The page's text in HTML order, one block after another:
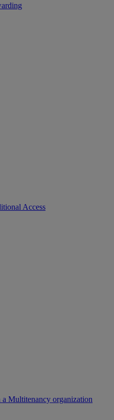
Access
Multitenancy organization